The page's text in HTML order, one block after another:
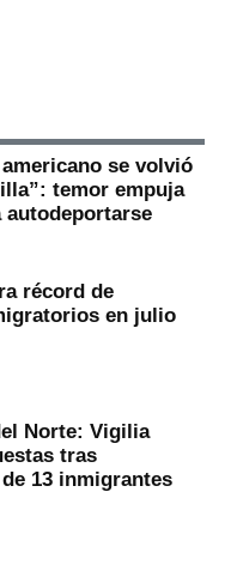
se volvió
temor empuja
autodeportarse
récord de
en julio
Norte: Vigilia
tras
13 inmigrantes